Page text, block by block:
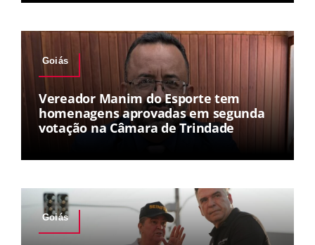
Goiás
Vereador Manim do Esporte tem
homenagens aprovadas em segunda
votação na Câmara de Trindade
Goiás